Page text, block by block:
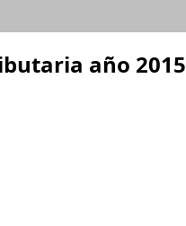
año 2015